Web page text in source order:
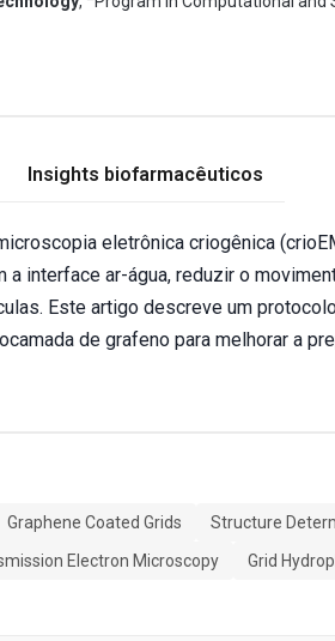
Insights biofarmacêuticos
eletrônica criogênica
interface ar-água, reduzir o
Este artigo descreve um
de grafeno para melhorar a
Graphene Coated Grids
Structure
Electron Microscopy
Grid